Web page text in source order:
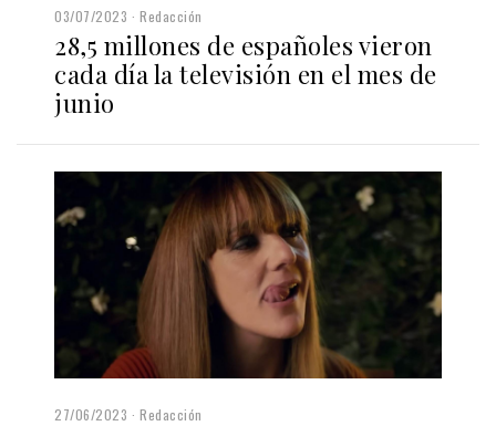
03/07/2023 Redacción
28,5 millones de españoles vieron
cada día la televisión en el mes de
junio
27/06/2023 Redacción